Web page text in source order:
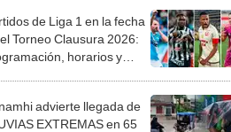
de Liga 1 en la fecha
Torneo Clausura 2026:
horarios y
advierte llegada de
EXTREMAS en 65